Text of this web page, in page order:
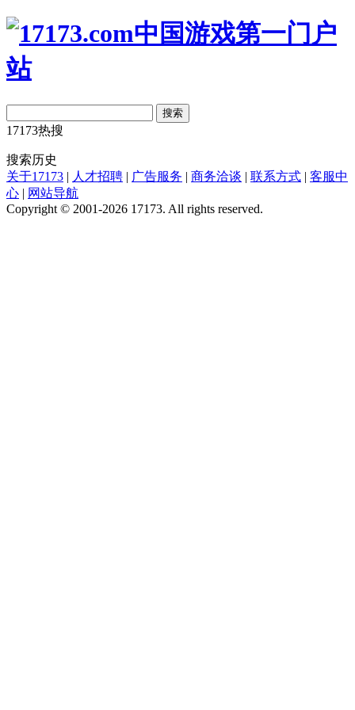
搜索
17173热搜
搜索历史
关于17173 | 人才招聘 | 广告服务 | 商务洽谈 | 联系方式 | 客服中
心 | 网站导航
Copyright © 2001-2026 17173. All rights reserved.